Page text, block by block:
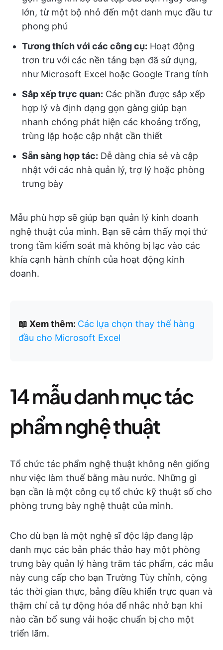
lớn, từ một bộ nhỏ đến một danh mục đầu tư
phong phú
Tương thích với các công cụ: Hoạt động
trơn tru với các nền tảng bạn đã sử dụng,
như Microsoft Excel hoặc Google Trang tính
Sắp xếp trực quan: Các phần được sắp xếp
hợp lý và định dạng gọn gàng giúp bạn
nhanh chóng phát hiện các khoảng trống,
trùng lặp hoặc cập nhật cần thiết
Sẵn sàng hợp tác: Dễ dàng chia sẻ và cập
nhật với các nhà quản lý, trợ lý hoặc phòng
trưng bày
Mẫu phù hợp sẽ giúp bạn quản lý kinh doanh
nghệ thuật của mình. Bạn sẽ cảm thấy mọi thứ
trong tầm kiểm soát mà không bị lạc vào các
khía cạnh hành chính của hoạt động kinh
doanh.
📖 Xem thêm: Các lựa chọn thay thế hàng
đầu cho Microsoft Excel
14 mẫu danh mục tác
phẩm nghệ thuật
Tổ chức tác phẩm nghệ thuật không nên giống
như việc làm thuế bằng màu nước. Những gì
bạn cần là một công cụ tổ chức kỹ thuật số cho
phòng trưng bày nghệ thuật của mình.
Cho dù bạn là một nghệ sĩ độc lập đang lập
danh mục các bản phác thảo hay một phòng
trưng bày quản lý hàng trăm tác phẩm, các mẫu
này cung cấp cho bạn Trường Tùy chỉnh, cộng
tác thời gian thực, bảng điều khiển trực quan và
thậm chí cả tự động hóa để nhắc nhở bạn khi
nào cần bổ sung vải hoặc chuẩn bị cho một
triển lãm.